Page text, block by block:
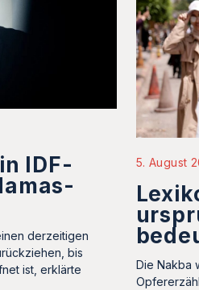
IDF-
derzeitigen
bis
ist, erklärte
5. August
Die Nakba